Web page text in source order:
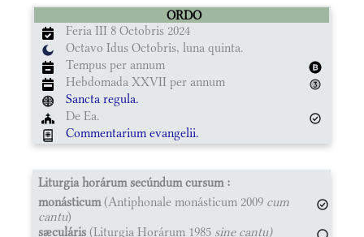
ORDO
Feria III 8 Octobris 2024
Octavo Idus Octobris, luna quinta.
Tempus per annum
Hebdomada XXVII per annum
Sancta regula.
De Ea.
Commentarium evangelii.
Liturgia horárum secúndum cursum :
monásticum(Antiphonale monásticum 2009 cum
cantu)
sæculáris (Liturgia Horárum 1985 sine cantu)